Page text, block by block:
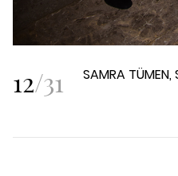
12/31 SAMRA TÜMEN,